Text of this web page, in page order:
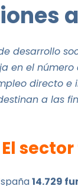
desarrollo
en el
directo
a las
El
14.729